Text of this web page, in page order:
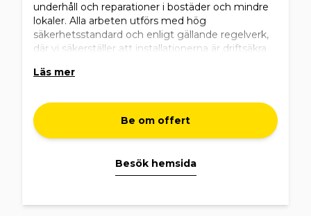
underhåll och reparationer i bostäder och mindre
lokaler. Alla arbeten utförs med hög
säkerhetsstandard och enligt gällande regelverk,
där vi säkerställer att installationerna är driftsäkra
från planering till färdig installation – med tydlig
kommunikation, noggrant utförande och lösningar
som håller över tid. Du som kund ska känna dig
Vi lämnar garanti på utfört arbete och innehar
Läs mer
Be om offert
Besök hemsida